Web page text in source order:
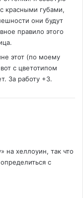
красными губами,
они будут
правило этого
этот (по моему
с цветотипом
За работу +3.
на хеллоуин, так что
с